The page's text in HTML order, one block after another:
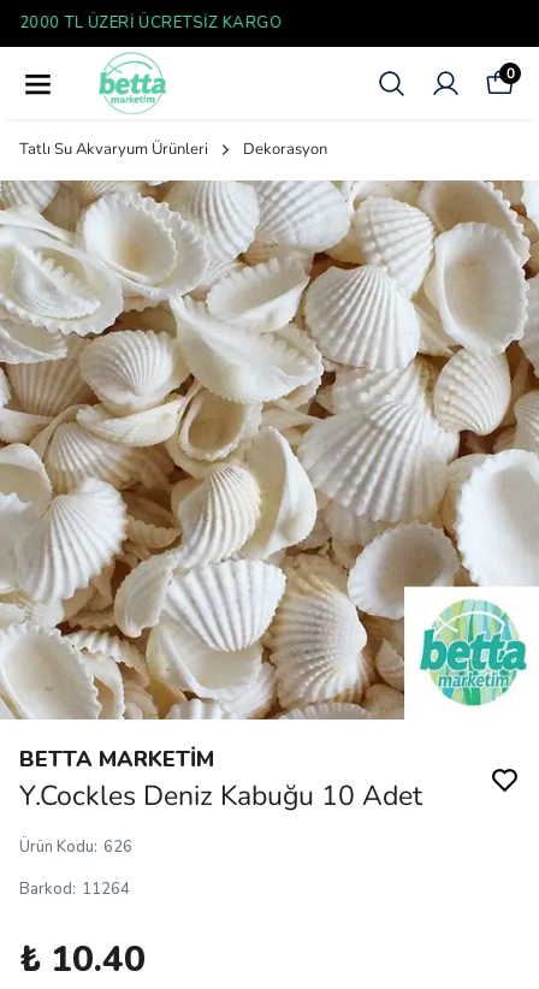
YENI SEZON ÜRÜNLER
0
Tatlı Su Akvaryum Ürünleri Dekorasyon
BETTA MARKETİM
Y.Cockles Deniz Kabuğu 10 Adet
Ürün Kodu: 626
Barkod: 11264
₺ 10.40